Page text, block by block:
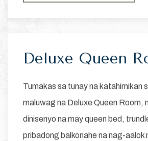
Deluxe Queen
Tumakas sa tunay na katahimikan
maluwag na Deluxe Queen Room,
dinisenyo na may queen bed,
pribadong balkonahe na nag-aalok